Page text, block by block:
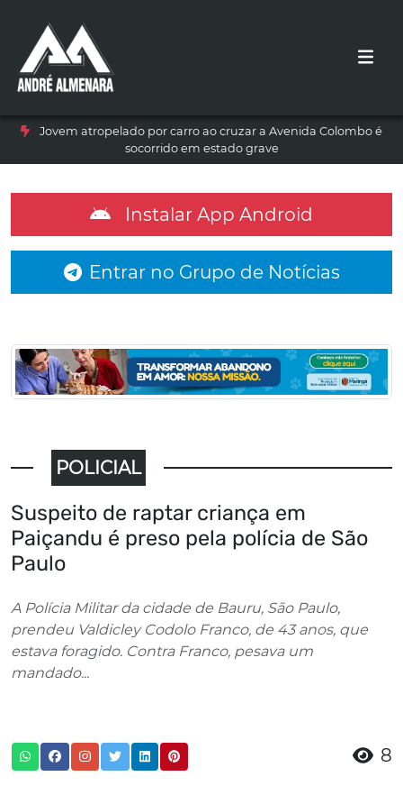
Jovem atropelado por carro ao cruzar a Avenida Colombo é
socorrido em estado grave
Instalar App Android
Entrar no Grupo de Notícias
POLICIAL
Suspeito de raptar criança em
Paiçandu é preso pela polícia de São
Paulo
A Polícia Militar da cidade de Bauru, São Paulo,
prendeu Valdicley Codolo Franco, de 43 anos, que
estava foragido. Contra Franco, pesava um
mandado...
8